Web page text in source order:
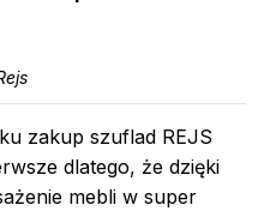
zakup szuflad REJS
dlatego, że dzięki
mebli w super